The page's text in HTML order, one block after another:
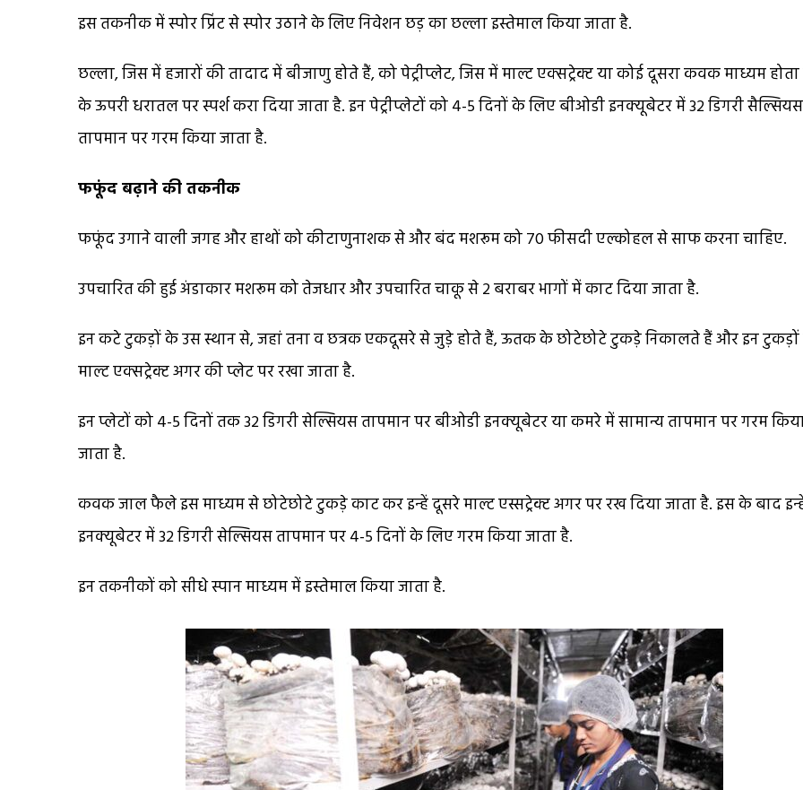
इस तकनीक में स्पोर प्रिंट से स्पोर उठाने के लिए निवेशन छड़ का छल्ला इस्तेमाल किया जाता है.
छल्ला, जिस में हजारों की तादाद में बीजाणु होते हैं, को पेट्रीप्लेट, जिस में माल्ट एक्सट्रेक्ट या कोई दूसरा कवक माध्यम
के ऊपरी धरातल पर स्पर्श करा दिया जाता है. इन पेट्रीप्लेटों को 4-5 दिनों के लिए बीओडी इनक्यूबेटर में 32 डिगरी सैल्सियस
तापमान पर गरम किया जाता है.
फफूंद बढ़ाने की तकनीक
फफूंद उगाने वाली जगह और हाथों को कीटाणुनाशक से और बंद मशरूम को 70 फीसदी एल्कोहल से साफ करना चाहिए.
उपचारित की हुई अंडाकार मशरूम को तेजधार और उपचारित चाकू से 2 बराबर भागों में काट दिया जाता है.
इन कटे टुकड़ों के उस स्थान से, जहां तना व छत्रक एकदूसरे से जुड़े होते हैं, ऊतक के छोटेछोटे टुकड़े निकालते हैं और इन
माल्ट एक्सट्रेक्ट अगर की प्लेट पर रखा जाता है.
इन प्लेटों को 4-5 दिनों तक 32 डिगरी सेल्सियस तापमान पर बीओडी इनक्यूबेटर या कमरे में सामान्य तापमान पर गरम
जाता है.
कवक जाल फैले इस माध्यम से छोटेछोटे टुकड़े काट कर इन्हें दूसरे माल्ट एस्सट्रेक्ट अगर पर रख दिया जाता है. इस के बाद
इनक्यूबेटर में 32 डिगरी सेल्सियस तापमान पर 4-5 दिनों के लिए गरम किया जाता है.
इन तकनीकों को सीधे स्पान माध्यम में इस्तेमाल किया जाता है.